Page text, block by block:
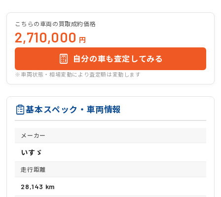
こちらの車両の買取成約価格
2,710,000 円
自分の車も査定してみる
※車両状態・相場変動により査定額は変動します
基本スペック・車両情報
メーカー
いすゞ
走行距離
28,143 km